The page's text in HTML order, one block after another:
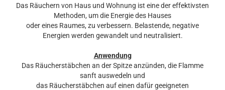
Das Räuchern von Haus und Wohnung ist eine der effektivsten
Methoden, um die Energie des Hauses
oder eines Raumes, zu verbessern. Belastende, negative
Energien werden gewandelt und neutralisiert.
Anwendung
Das Räucherstäbchen an der Spitze anzünden, die Flamme
sanft auswedeln und
das Räucherstäbchen auf einen dafür geeigneten